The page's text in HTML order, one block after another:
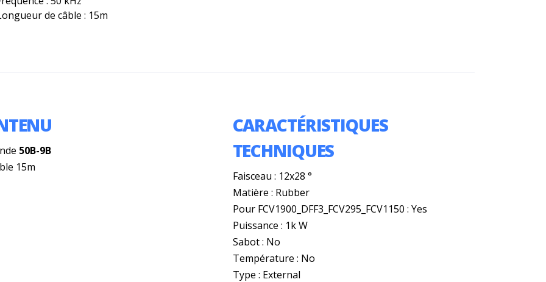
de câble : 15m
50B-9B
15m
CARACTÉRISTIQUES
TECHNIQUES
Faisceau : 12x28 °
Matière : Rubber
Pour FCV1900_DFF3_FCV295_FCV1150 : Yes
Puissance : 1k W
Sabot : No
Température : No
Type : External